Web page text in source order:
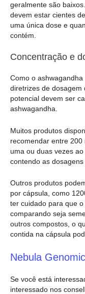
geralmente são
devem estar cientes
uma única dose e
contém.
Concentração e
Como o
diretrizes de dosagem
potencial devem ser
ashwagandha.
Muitos produtos
recomendar entre
uma ou duas vezes
contendo as dosagens
Outros produtos
por cápsula, como
ter cuidado para que
comparando seja
outros compostos, o
contida na cápsula
Nebula
Se você está
interessado nos